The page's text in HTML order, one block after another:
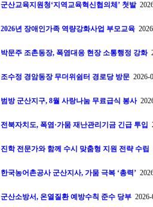
군산교육지원청‘지역교육혁신협의체’ 첫발
2026년 장애인가족 역량강화사업 부모교육
박문주 조촌동장, 폭염대응 현장 소통행정 강화
조수정 경암동장 무더위쉼터 경로당 방문 2026-
범방 군산지구, 8월 사랑나눔 무료급식 봉사
전북자치도, 폭염·가뭄 재난관리기금 긴급 투입
진학 전문가와 함께 수시 맞춤형 지원 전략 수립
한국농어촌공사 군산지사, 가뭄 극복 ‘총력’
군산소방서, 온열질환 예방수칙 준수 당부